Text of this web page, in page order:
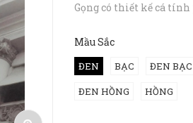
Gọng có thiết kế cá
nhẹ có độ bền cao thích
chịu va đập tốt ---...
Mầu Sắc
ĐEN BẠC ĐEN BẠC
ĐEN HỒNG
HỒNG